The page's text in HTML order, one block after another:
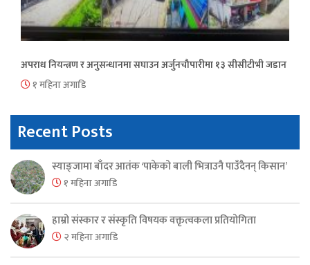
अपराध नियन्त्रण र अनुसन्धानमा सघाउन अर्जुनचौपारीमा १३ सीसीटीभी जडान
१ महिना अगाडि
Recent Posts
स्याङ्जामा बाँदर आतंक ‘पाकेको बाली भित्राउनै पाउँदैनन् किसान’
१ महिना अगाडि
हाम्रो संस्कार र संस्कृति विषयक वक्तृत्वकला प्रतियोगिता
२ महिना अगाडि